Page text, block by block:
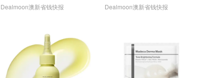
Dealmoon澳新省钱快报 Dealmoon澳新省钱快报